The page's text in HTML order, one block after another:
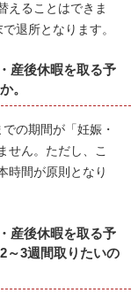
えることはできま
退所となります。
産後休暇を取る予
。
の期間が「妊娠・
せん。ただし、こ
時間が原則となり
産後休暇を取る予
～3週間取りたいの